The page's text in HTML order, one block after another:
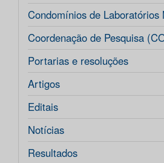
Condomínios de Laboratórios
Coordenação de Pesquisa
Portarias e resoluções
Artigos
Editais
Notícias
Resultados